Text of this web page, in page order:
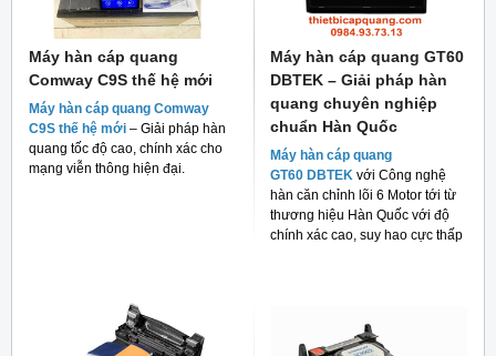
Máy hàn cáp quang
Comway C9S thế hệ mới
Máy hàn cáp quang Comway
C9S thế hệ mới – Giải pháp hàn
quang tốc độ cao, chính xác cho
mạng viễn thông hiện đại.
Máy hàn cáp quang GT60
DBTEK – Giải pháp hàn
quang chuyên nghiệp
chuẩn Hàn Quốc
Máy hàn cáp quang
GT60 DBTEK với Công nghệ
hàn căn chỉnh lõi 6 Motor tới từ
thương hiệu Hàn Quốc với độ
chính xác cao, suy hao cực thấp